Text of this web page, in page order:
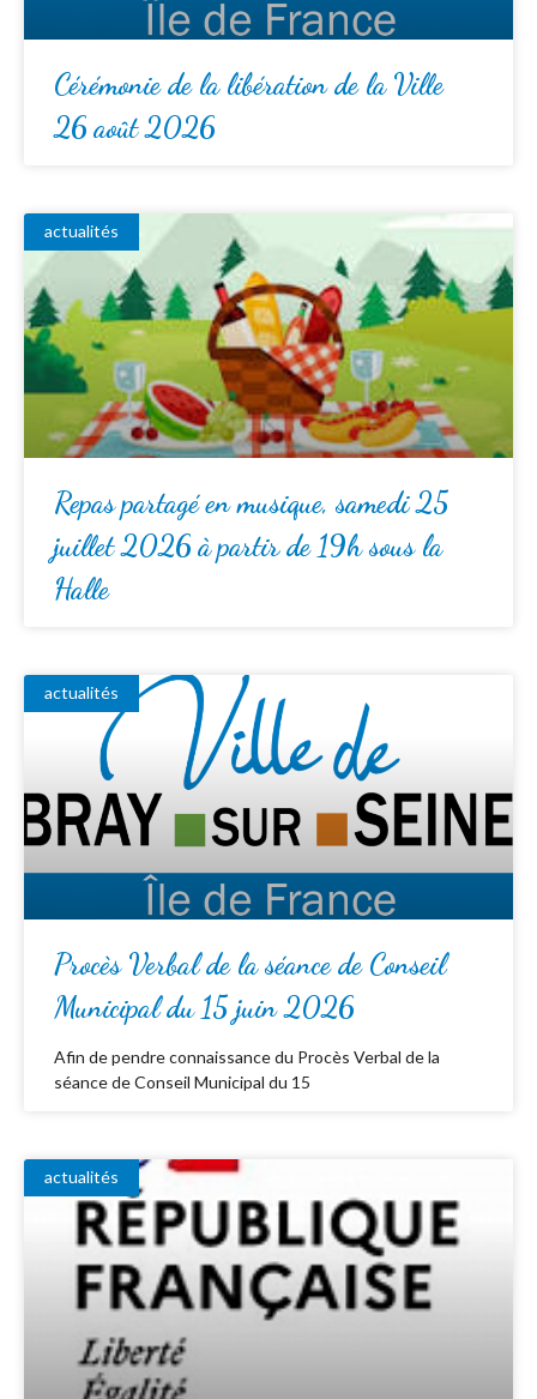
Cérémonie de la libération de la Ville
26 août 2026
actualités
Repas partagé en musique, samedi 25
juillet 2026 à partir de 19h sous la
Halle
actualités
Procès Verbal de la séance de Conseil
Municipal du 15 juin 2026
Afin de pendre connaissance du Procès Verbal de la
séance de Conseil Municipal du 15
actualités